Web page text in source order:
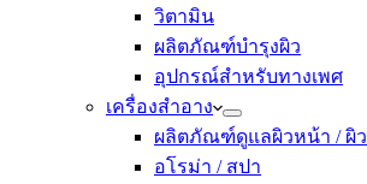
วิตามิน
ผลิตภัณฑ์บำรุงผิว
อุปกรณ์สำหรับทางเพศ
เครื่องสำอาง
ผลิตภัณฑ์ดูแลผิวหน้า / ผิว
อโรม่า / สปา